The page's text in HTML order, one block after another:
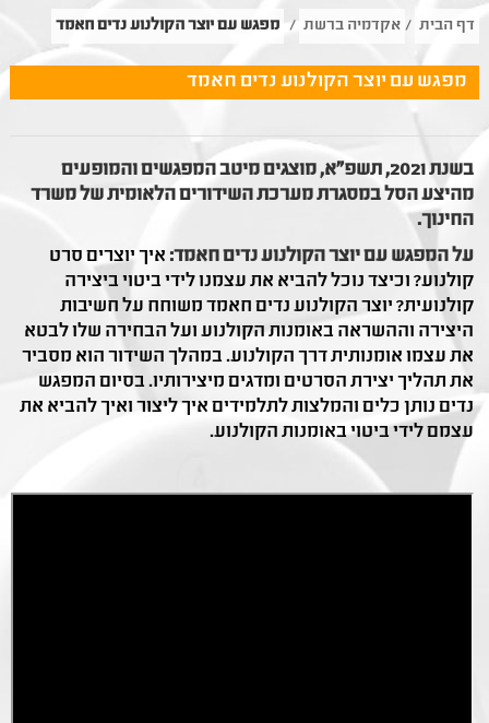
דף הבית / אקדמיה ברשת / מפגש עם יוצר הקולנוע נדים חאמד
מפגש עם יוצר הקולנוע נדים חאמד
בשנת 2021, תשפ"א, מוצגים מיטב המפגשים והמופעים
מהיצע הסל במסגרת מערכת השידורים הלאומית של משרד
החינוך.
על המפגש עם יוצר הקולנוע נדים חאמד: איך יוצרים סרט
קולנוע? וכיצד נוכל להביא את עצמנו לידי ביטוי ביצירה
קולנועית? יוצר הקולנוע נדים חאמד משוחח על חשיבות
היצירה וההשראה באומנות הקולנוע ועל הבחירה שלו לבטא
את עצמו אומנותית דרך הקולנוע. במהלך השידור הוא מסביר
את תהליך יצירת הסרטים ומדגים מיצירותיו. בסיום המפגש
נדים נותן כלים והמלצות לתלמידים איך ליצור ואיך להביא את
עצמם לידי ביטוי באומנות הקולנוע.